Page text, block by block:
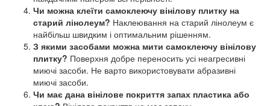
Чи можна клеїти самоклеючу вінілову плитку на
старий лінолеум? Наклеювання на старий лінолеум є
найбільш швидким і оптимальним рішенням.
З якими засобами можна мити самоклеючу вінілову
плитку? Поверхня добре переносить усі неагресивні
миючі засоби. Не варто використовувати абразивні
миючі засоби.
Чи має дана вінілове покриття запах пластика або